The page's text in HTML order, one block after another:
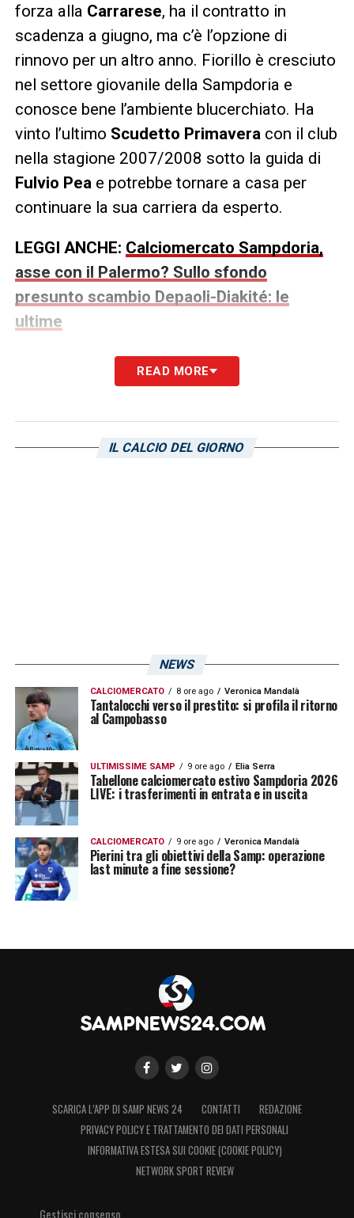
forza alla Carrarese, ha il contratto in
scadenza a giugno, ma c’è l’opzione di
rinnovo per un altro anno. Fiorillo è cresciuto
nel settore giovanile della Sampdoria e
conosce bene l’ambiente blucerchiato. Ha
vinto l’ultimo Scudetto Primaveracon il club
nella stagione 2007/2008 sotto la guida di
Fulvio Peae potrebbe tornare a casa per
continuare la sua carriera da esperto.
LEGGI ANCHE: Calciomercato Sampdoria,
asse con il Palermo? Sullo sfondo
presunto scambio Depaoli-Diakité: le
ultime
READ MORE
IL CALCIO DEL GIORNO
NEWS
CALCIOMERCATO 8 ore ago Veronica Mandalà
Tantalocchi verso il prestito: si profila il ritorno
al Campobasso
ULTIMISSIME SAMP 9 ore ago Elia Serra
Tabellone calciomercato estivo Sampdoria 2026
LIVE: i trasferimenti in entrata e in uscita
CALCIOMERCATO 9 ore ago Veronica Mandalà
Pierini tra gli obiettivi della Samp: operazione
last minute a fine sessione?
SCARICA L’APP DI SAMP NEWS 24 CONTATTI
REDAZIONE
PRIVACY POLICY E TRATTAMENTO DEI DATI PERSONALI
INFORMATIVA ESTESA SUI COOKIE (COOKIE POLICY)
NETWORK SPORT REVIEW
Gestisci consenso